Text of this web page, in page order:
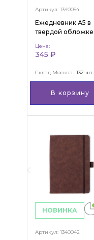
Артикул: 1340054
Ежедневник А5 в
твердой обложке
Цена:
345 ₽
Склад Москва: 132 шт.
В корзину
НОВИНКА
Артикул: 1340042